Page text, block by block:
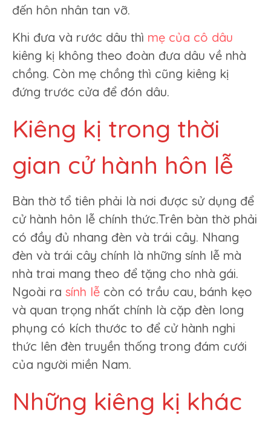
đến hôn nhân tan vỡ.
Khi đưa và rước dâu thì mẹ của cô dâu
kiêng kị không theo đoàn đưa dâu về nhà
chồng. Còn mẹ chồng thì cũng kiêng kị
đứng trước cửa để đón dâu.
Kiêng kị trong thời
gian cử hành hôn lễ
Bàn thờ tổ tiên phải là nơi được sử dụng để
cử hành hôn lễ chính thức.Trên bàn thờ phải
có đầy đủ nhang đèn và trái cây. Nhang
đèn và trái cây chính là những sính lễ mà
nhà trai mang theo để tặng cho nhà gái.
Ngoài ra sính lễ còn có trầu cau, bánh kẹo
và quan trọng nhất chính là cặp đèn long
phụng có kích thước to để cử hành nghi
thức lên đèn truyền thống trong đám cưới
của người miền Nam.
Những kiêng kị khác